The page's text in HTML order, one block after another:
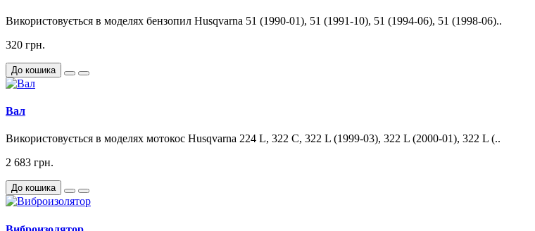
Використовується в моделях бензопил Husqvarna 51 (1990-01), 51 (1991-10), 51 (1994-06), 51 (1998-06)..
320 грн.
До кошика
Вал
Використовується в моделях мотокос Husqvarna 224 L, 322 C, 322 L (1999-03), 322 L (2000-01), 322 L (..
2 683 грн.
До кошика